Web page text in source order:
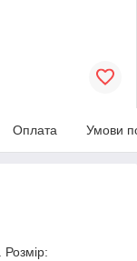
Оплата Умови